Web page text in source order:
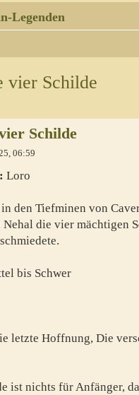
Legenden
vier Schilde
Schilde
06:59
Loro
den Tiefminen von
die vier mächtigen
bis Schwer
letzte Hoffnung, Die
ist nichts für Anfänger,